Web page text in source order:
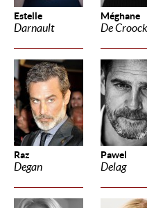
Estelle
Darnault
Méghane
De Croock
Raz
Degan
Pawel
Delag